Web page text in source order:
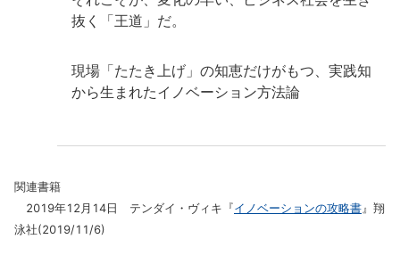
抜く「王道」だ。
現場「たたき上げ」の知恵だけがもつ、実践知
から生まれたイノベーション方法論
関連書籍
2019年12月14日 テンダイ・ヴィキ『イノベーションの攻略書』翔
泳社(2019/11/6)